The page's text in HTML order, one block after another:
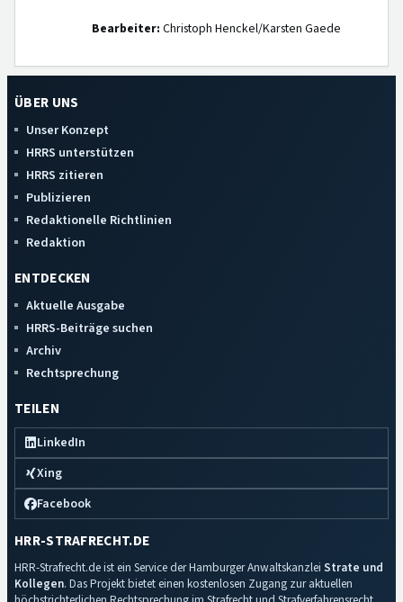
Bearbeiter: Christoph Henckel/Karsten Gaede
ÜBER UNS
Unser Konzept
HRRS unterstützen
HRRS zitieren
Publizieren
Redaktionelle Richtlinien
Redaktion
ENTDECKEN
Aktuelle Ausgabe
HRRS-Beiträge suchen
Archiv
Rechtsprechung
TEILEN
LinkedIn
Xing
Facebook
HRR-STRAFRECHT.DE
HRR-Strafrecht.de ist ein Service der Hamburger Anwaltskanzlei Strate und
Kollegen. Das Projekt bietet einen kostenlosen Zugang zur aktuellen